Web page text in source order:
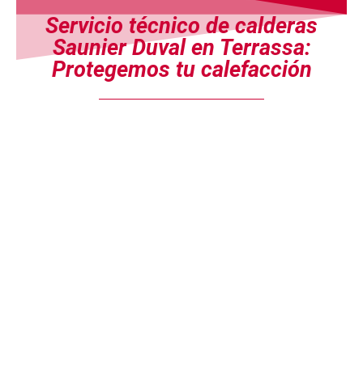
Servicio técnico de calderas
Saunier Duval en Terrassa:
Protegemos tu calefacción